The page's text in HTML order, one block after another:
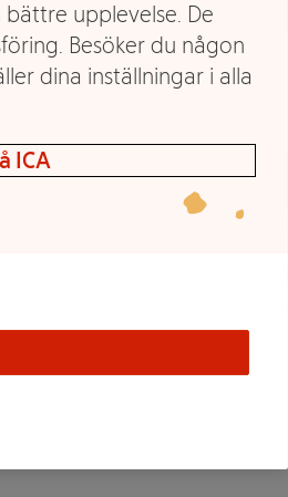
Välj butik
Sortimentet kan
upplevelse. De
Besöker du någon
dina inställningar i alla
ICA